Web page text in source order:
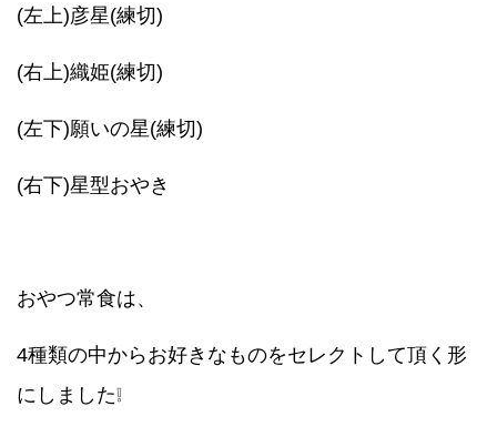
(左上)彦星(練切)
(右上)織姫(練切)
(左下)願いの星(練切)
(右下)星型おやき
おやつ常食は、
4種類の中からお好きなものをセレクトして頂く形
にしました❕